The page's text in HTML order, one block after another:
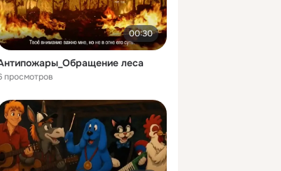
00:30
леса
просмотров